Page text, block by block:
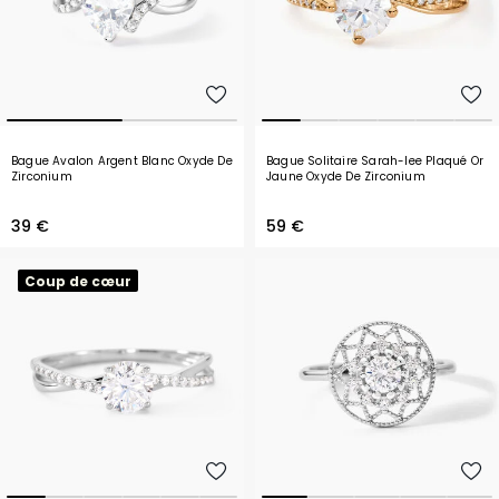
Bague Avalon Argent Blanc Oxyde De
Zirconium
39 €
Bague Solitaire Sarah-lee Plaqué Or
Jaune Oxyde De Zirconium
59 €
Coup de cœur